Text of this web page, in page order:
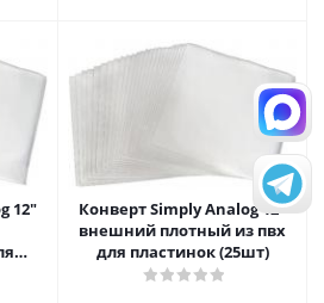
12"
Конверт Simply Analog 12"
внешний плотный из пвх
для пластинок (25шт)